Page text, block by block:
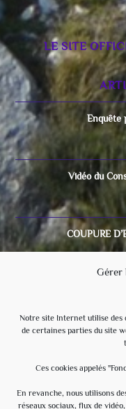
Gérer
Notre site Internet utilise
de certaines parties du site
Ces cookies appelés
En revanche, nous utilisons
réseaux sociaux, flux de
LE SITE
Enquête
Vidéo du
COUPURE
Video du